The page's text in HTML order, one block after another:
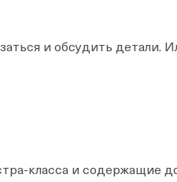
и обсудить детали.
класса и содержащие